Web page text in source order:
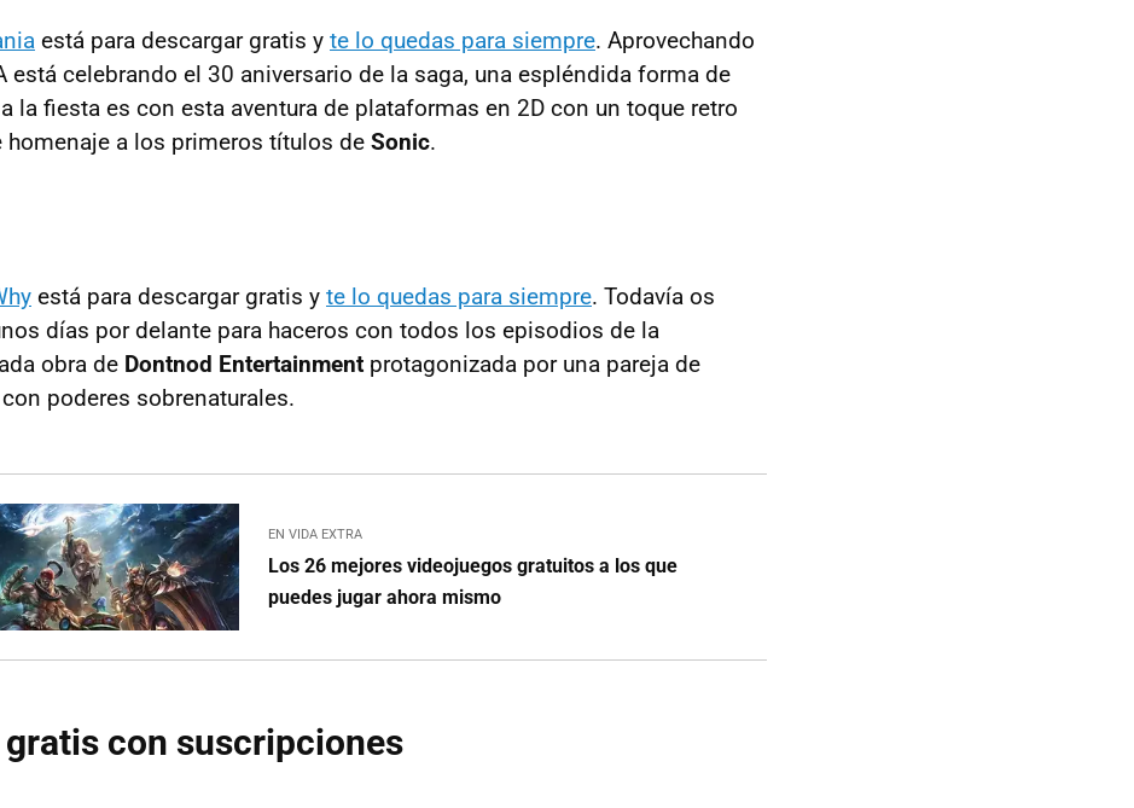
está para descargar gratis y te lo quedas para siempre. Aprovechando
está celebrando el 30 aniversario de la saga, una espléndida forma de
la fiesta es con esta aventura de plataformas en 2D con un toque retro
homenaje a los primeros títulos de Sonic.
está para descargar gratis y te lo quedas para siempre. Todavía os
días por delante para haceros con todos los episodios de la
obra de Dontnod Entertainment protagonizada por una pareja de
poderes sobrenaturales.
EN VIDA EXTRA
Los 26 mejores videojuegos gratuitos a los que
puedes jugar ahora mismo
con suscripciones